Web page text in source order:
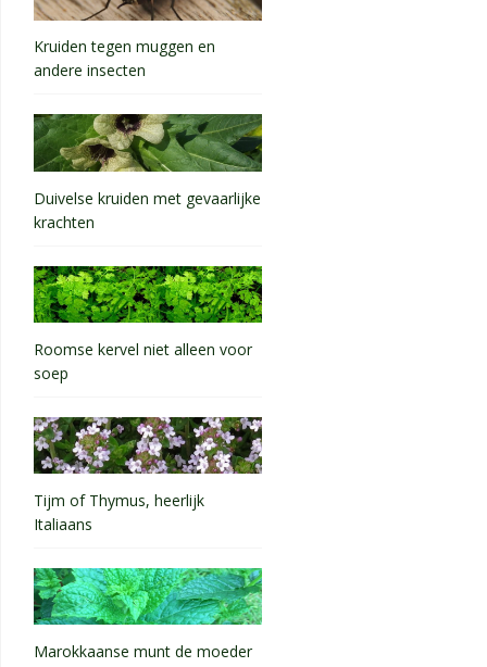
Kruiden tegen muggen en
andere insecten
Duivelse kruiden met gevaarlijke
krachten
Roomse kervel niet alleen voor
soep
Tijm of Thymus, heerlijk
Italiaans
Marokkaanse munt de moeder